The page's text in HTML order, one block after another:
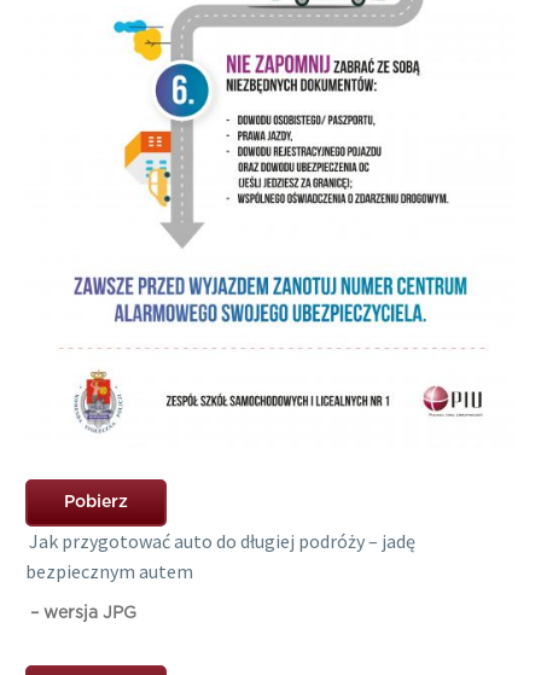
Pobierz
Jak przygotować auto do długiej podróży – jadę
bezpiecznym autem
– wersja JPG